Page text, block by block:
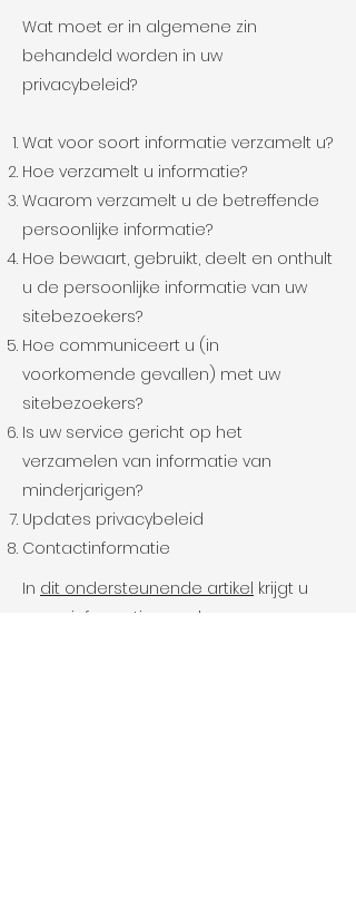
Wat moet er in algemene zin
behandeld worden in uw
privacybeleid?
Wat voor soort informatie verzamelt u?
Hoe verzamelt u informatie?
Waarom verzamelt u de betreffende
persoonlijke informatie?
Hoe bewaart, gebruikt, deelt en onthult
u de persoonlijke informatie van uw
sitebezoekers?
Hoe communiceert u (in
voorkomende gevallen) met uw
sitebezoekers?
Is uw service gericht op het
verzamelen van informatie van
minderjarigen?
Updates privacybeleid
Contactinformatie
In dit ondersteunende artikel krijgt u
meer informatie over hoe u een